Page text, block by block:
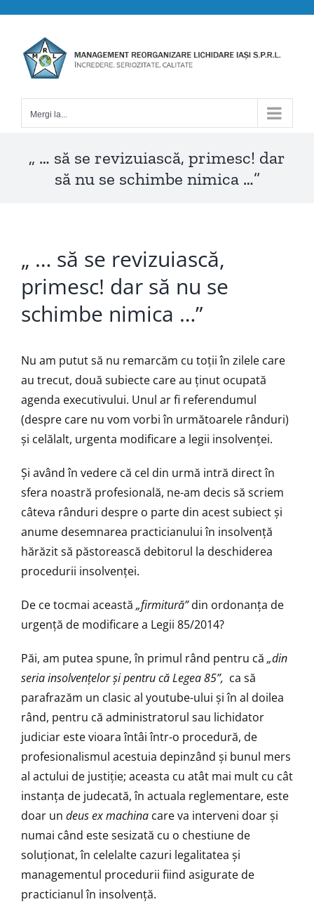
content
Mergi la...
„ … să se revizuiască, primesc! dar
să nu se schimbe nimica …”
„ … să se revizuiască,
primesc! dar să nu se
schimbe nimica …”
Nu am putut să nu remarcăm cu toții în zilele care
au trecut, două subiecte care au ținut ocupată
agenda executivului. Unul ar fi referendumul
(despre care nu vom vorbi în următoarele rânduri)
și celălalt, urgenta modificare a legii insolvenței.
Și având în vedere că cel din urmă intră direct în
sfera noastră profesională, ne-am decis să scriem
câteva rânduri despre o parte din acest subiect și
anume desemnarea practicianului în insolvență
hărăzit să păstorească debitorul la deschiderea
procedurii insolvenței.
De ce tocmai această „firmitură”din ordonanța de
urgență de modificare a Legii 85/2014?
Păi, am putea spune, în primul rând pentru că „din
seria insolvențelorși pentru căLegea 85”, ca să
parafrazăm un clasic al youtube-ului și în al doilea
rând, pentru că administratorul sau lichidator
judiciar este vioara întâi într-o procedură, de
profesionalismul acestuia depinzând și bunul mers
al actului de justiție; aceasta cu atât mai mult cu cât
instanța de judecată, în actuala reglementare, este
doar un deus ex machina care va interveni doar și
numai când este sesizată cu o chestiune de
soluționat, în celelalte cazuri legalitatea și
managementul procedurii fiind asigurate de
practicianul în insolvență.